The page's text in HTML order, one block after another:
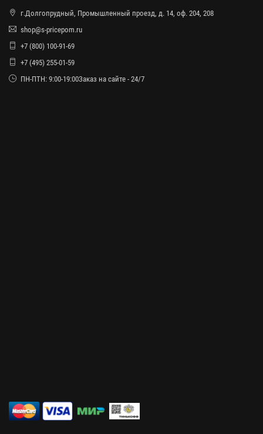
г.Долгопрудный, Промышленный проезд, д. 14, оф. 204, 208
shop@s-pricepom.ru
+7 (800) 100-91-69
+7 (495) 255-01-59
ПН-ПТН: 9:00-19:00Заказ на сайте - 24/7